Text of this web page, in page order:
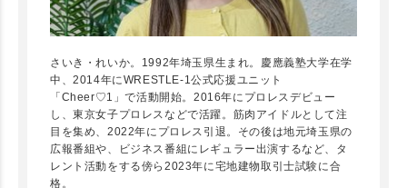
さいき・れいか。1992年埼玉県生まれ。慶應義塾大学在学
中、2014年にWRESTLE-1公式応援ユニット
「Cheer♡1」で活動開始。2016年にプロレスデビュー
し、東京女子プロレスなどで活躍。筋肉アイドルとして注
目を集め、2022年にプロレス引退。その後は地元埼玉県の
広報番組や、ビジネス番組にレギュラー出演するなど、タ
レント活動をする傍ら2023年に宅地建物取引士試験に合
格。